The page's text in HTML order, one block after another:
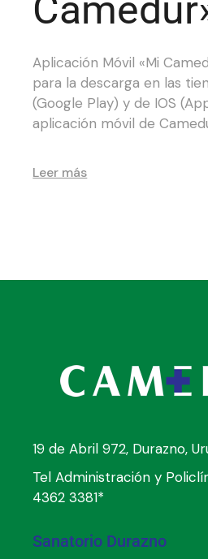
Aplicación Móvil «Mi
para la descarga en las
(Google Play) y de IOS
aplicación móvil de
Leer más
19 de Abril 972, Durazno,
Tel Administración y
4362 3381*
Sanatorio Durazno